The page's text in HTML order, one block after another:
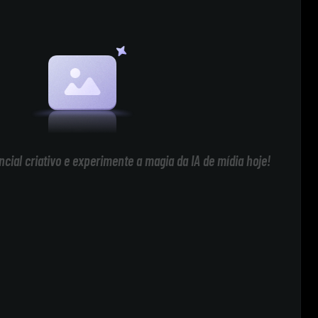
criativo e experimente a magia da IA de mídia hoje!